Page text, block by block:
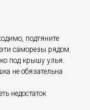
подтяните
саморезы рядом.
под крышу улья.
не обязательна
недостаток